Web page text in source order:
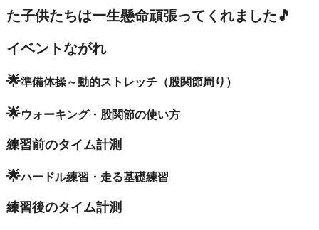
た子供たちは一生懸命頑張ってくれました🎵
イベントながれ
🌟準備体操～動的ストレッチ（股関節周り）
🌟ウォーキング・股関節の使い方
練習前のタイム計測
🌟ハードル練習・走る基礎練習
練習後のタイム計測